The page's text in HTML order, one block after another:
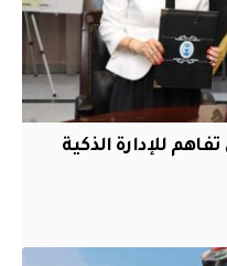
للإدارة الذكية